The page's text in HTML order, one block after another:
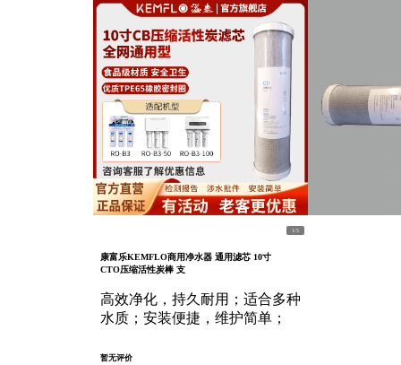
1/5
康富乐KEMFLO商用净水器 通用滤芯 10寸
CTO压缩活性炭棒 支
高效净化，持久耐用；适合多种
水质；安装便捷，维护简单；
暂无评价